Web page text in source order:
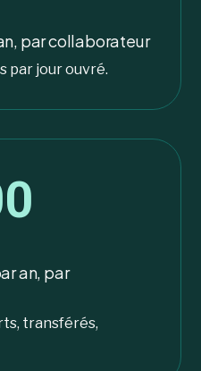
par collaborateur
par jour ouvré.
an, par
transférés,